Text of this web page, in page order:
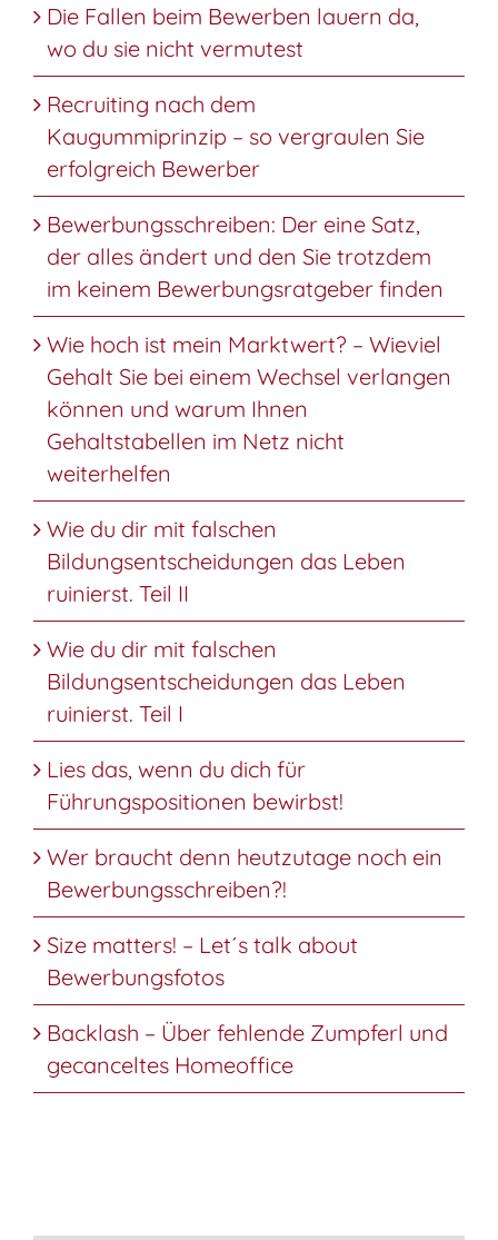
Die Fallen beim Bewerben lauern da,
wo du sie nicht vermutest
Recruiting nach dem
Kaugummiprinzip – so vergraulen Sie
erfolgreich Bewerber
Bewerbungsschreiben: Der eine Satz,
der alles ändert und den Sie trotzdem
im keinem Bewerbungsratgeber finden
Wie hoch ist mein Marktwert? – Wieviel
Gehalt Sie bei einem Wechsel verlangen
können und warum Ihnen
Gehaltstabellen im Netz nicht
weiterhelfen
Wie du dir mit falschen
Bildungsentscheidungen das Leben
ruinierst. Teil II
Wie du dir mit falschen
Bildungsentscheidungen das Leben
ruinierst. Teil I
Lies das, wenn du dich für
Führungspositionen bewirbst!
Wer braucht denn heutzutage noch ein
Bewerbungsschreiben?!
Size matters! – Let´s talk about
Bewerbungsfotos
Backlash – Über fehlende Zumpferl und
gecanceltes Homeoffice